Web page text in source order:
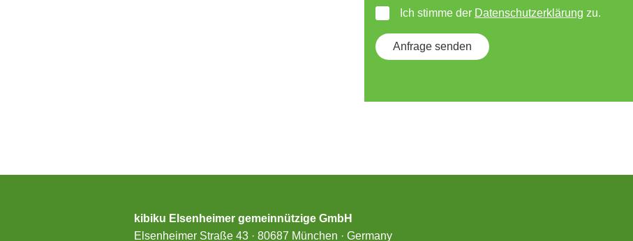
Ich stimme der Datenschutzerklärung zu.
kibiku Elsenheimer gemeinnützige GmbH
Elsenheimer Straße 43 · 80687 München · Germany